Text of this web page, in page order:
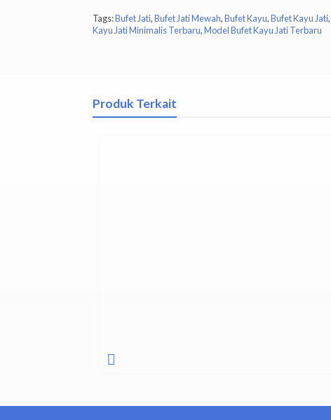
Tags:Bufet Jati,Bufet Jati Mewah,Bufet Kayu,Bufet Kayu Jati,
Kayu Jati Minimalis Terbaru,Model Bufet Kayu Jati Terbaru
Produk Terkait